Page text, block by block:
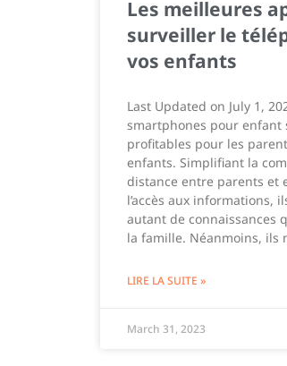
Les meilleures
surveiller le
vos enfants
Last Updated on July 1,
smartphones pour enfant
profitables pour les
enfants. Simplifiant la
distance entre parents et
l’accès aux informations,
autant de connaissances
la famille. Néanmoins, ils
LIRE LA SUITE »
March 31, 2023